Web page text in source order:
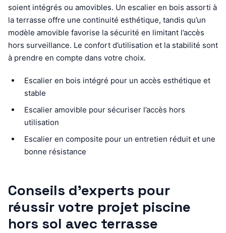
soient intégrés ou amovibles. Un escalier en bois assorti à
la terrasse offre une continuité esthétique, tandis qu’un
modèle amovible favorise la sécurité en limitant l’accès
hors surveillance. Le confort d’utilisation et la stabilité sont
à prendre en compte dans votre choix.
Escalier en bois intégré pour un accès esthétique et
stable
Escalier amovible pour sécuriser l’accès hors
utilisation
Escalier en composite pour un entretien réduit et une
bonne résistance
Conseils d’experts pour
réussir votre projet piscine
hors sol avec terrasse